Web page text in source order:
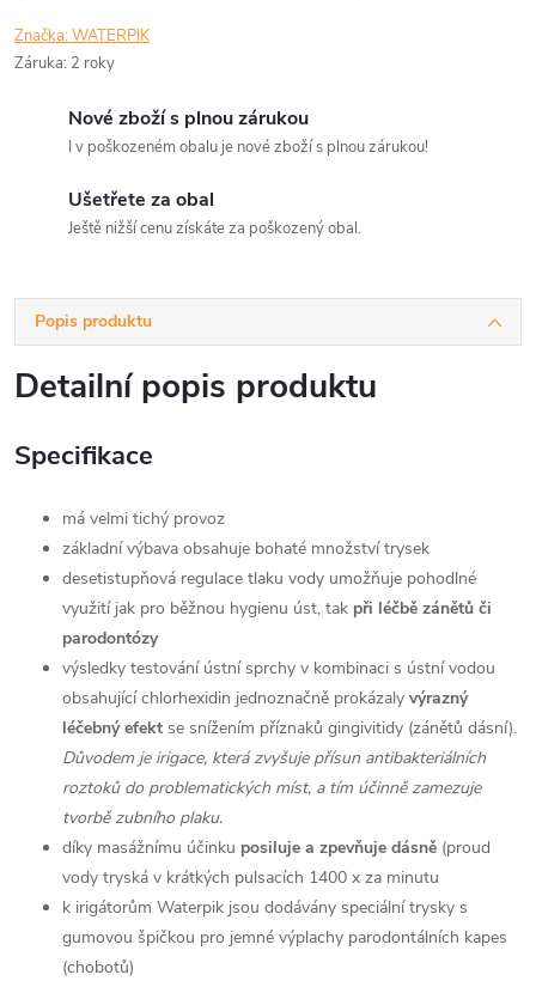
Značka:WATERPIK
Záruka: 2 roky
Nové zboží s plnou zárukou
I v poškozeném obalu je nové zboží s plnou zárukou!
Ušetřete za obal
Ještě nižší cenu získáte za poškozený obal.
Popis produktu
Detailní popis produktu
Specifikace
má velmi tichý provoz
základní výbava obsahuje bohaté množství trysek
desetistupňová regulace tlaku vody umožňuje pohodlné
využití jak pro běžnou hygienu úst, tak při léčbě zánětů či
parodontózy
výsledky testování ústní sprchy v kombinaci s ústní vodou
obsahující chlorhexidin jednoznačně prokázaly výrazný
léčebný efekt se snížením příznaků gingivitidy (zánětů dásní).
Důvodem je irigace, která zvyšuje přísun antibakteriálních
roztoků do problematických míst, a tím účinně zamezuje
tvorbě zubního plaku.
díky masážnímu účinku posiluje a zpevňuje dásně (proud
vody tryská v krátkých pulsacích 1400 x za minutu
k irigátorům Waterpik jsou dodávány speciální trysky s
gumovou špičkou pro jemné výplachy parodontálních kapes
(chobotů)